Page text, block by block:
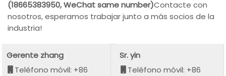
(18665383950, WeChat same number)Contacte con
nosotros, esperamos trabajar junto a más socios de la
industria!
Gerente zhang
Teléfono móvil: +86
Sr. yin
Teléfono móvil: +86